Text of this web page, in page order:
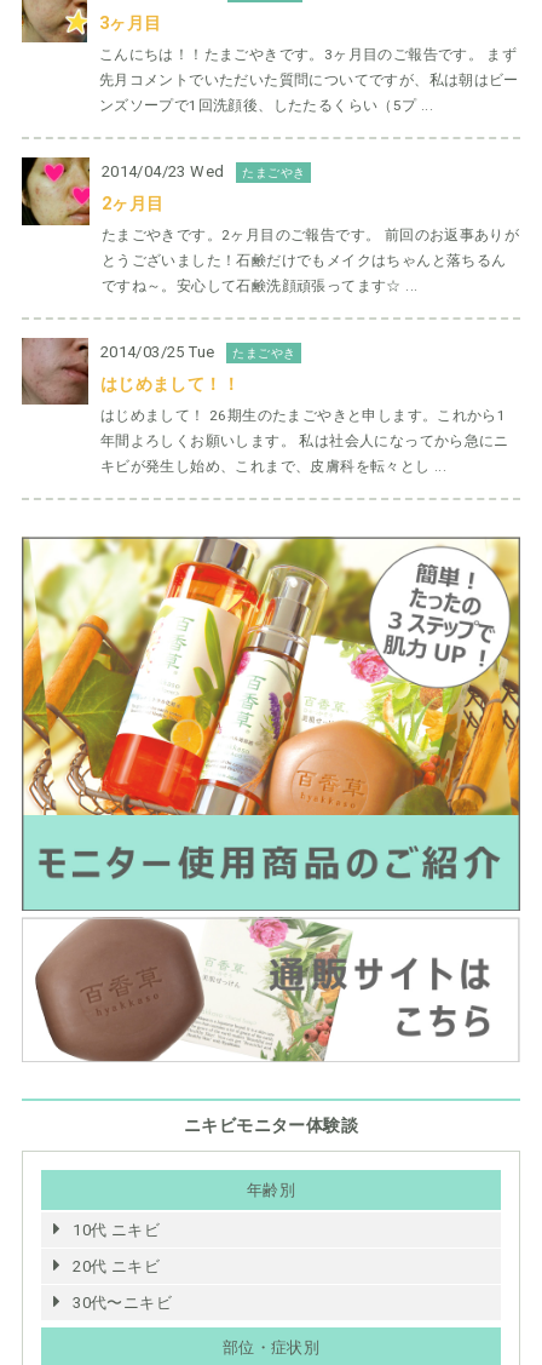
3ヶ月目
こんにちは！！たまごやきです。3ヶ月目のご報告です。 まず
先月コメントでいただいた質問についてですが、私は朝はビー
ンズソープで1回洗顔後、したたるくらい（5プ ...
2014/04/23 Wed たまごやき
2ヶ月目
たまごやきです。2ヶ月目のご報告です。 前回のお返事ありが
とうございました！石鹸だけでもメイクはちゃんと落ちるん
ですね～。安心して石鹸洗顔頑張ってます☆ ...
2014/03/25 Tue たまごやき
はじめまして！！
はじめまして！ 26期生のたまごやきと申します。これから1
年間よろしくお願いします。 私は社会人になってから急にニ
キビが発生し始め、これまで、皮膚科を転々とし ...
ニキビモニター体験談
年齢別
10代 ニキビ
20代 ニキビ
30代〜ニキビ
部位・症状別